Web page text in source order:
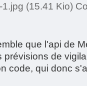
(15.41 Kio)
que l'api de
prévisions de
code, qui donc